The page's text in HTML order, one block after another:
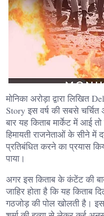
मोनिका अरोड़ा द्वारा
Story इस वर्ष की सबसे
बार यह किताब मार्केट में आई
हिमायती राजनेताओं के सीने में
प्रतिबंधित करने का प्रयास
पाया।
अगर इस किताब के कंटेंट की
जाहिर होता है कि यह किताब
गठजोड़ की पोल खोलती है।